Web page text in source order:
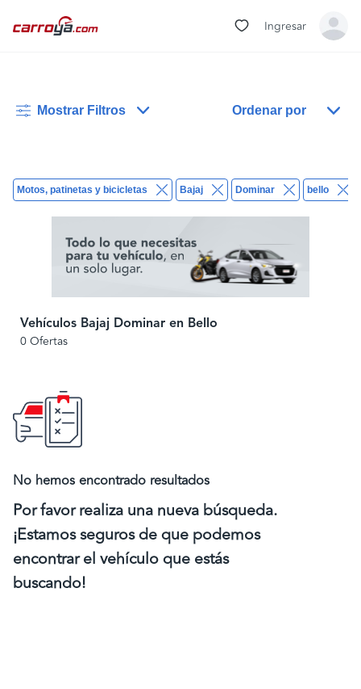
Ingresar
Mostrar Filtros Ordenar por
Motos, patinetas y bicicletas Bajaj Dominar bello
Vehículos Bajaj Dominar en Bello
0 Ofertas
No hemos encontrado resultados
Por favor realiza una nueva búsqueda.
¡Estamos seguros de que podemos
encontrar el vehículo que estás
buscando!